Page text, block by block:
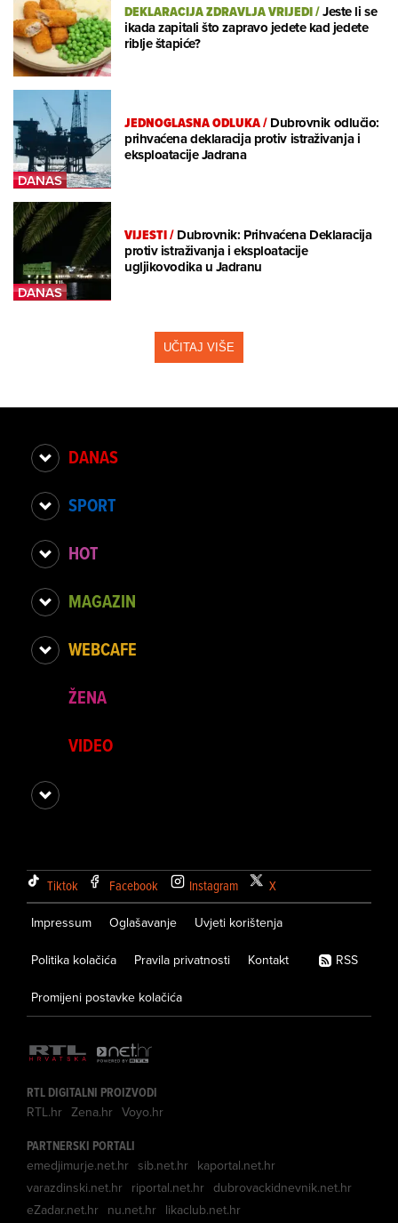
DEKLARACIJA ZDRAVLJA VRIJEDI/Jeste li se
ikada zapitali što zapravo jedete kad jedete
riblje štapiće?
JEDNOGLASNA ODLUKA/Dubrovnik odlučio:
prihvaćena deklaracija protiv istraživanja i
eksploatacije Jadrana
VIJESTI/Dubrovnik: Prihvaćena Deklaracija
protiv istraživanja i eksploatacije
ugljikovodika u Jadranu
UČITAJ VIŠE
DANAS
SPORT
HOT
MAGAZIN
WEBCAFE
ŽENA
VIDEO
Tiktok Facebook Instagram X
Impressum Oglašavanje Uvjeti korištenja
Politika kolačića Pravila privatnosti Kontakt
Promijeni postavke kolačića
RSS
RTL DIGITALNI PROIZVODI
RTL.hr Zena.hr Voyo.hr
PARTNERSKI PORTALI
emedjimurje.net.hr sib.net.hr kaportal.net.hr
varazdinski.net.hr riportal.net.hr dubrovackidnevnik.net.hr
eZadar.net.hr nu.net.hr likaclub.net.hr